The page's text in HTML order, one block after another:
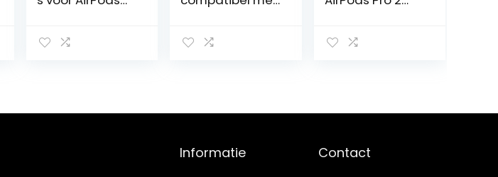
valbestendig,
karabijnhaak,
oorhouder,
comfort (wit)
Hoes Ontworpen
Groente
Informatie Contact